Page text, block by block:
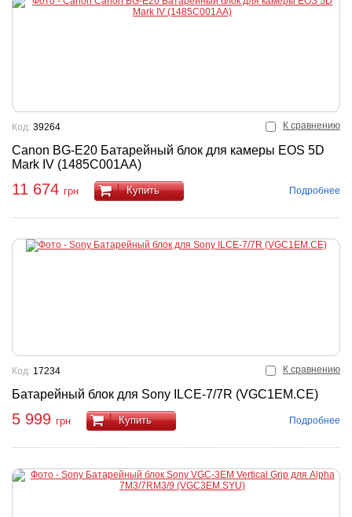
К сравнению
Canon BG-E20 Батарейный блок для камеры EOS 5D
Mark IV (1485C001AA)
Код: 39264
11 674 грн Купить Подробнее
К сравнению
Батарейный блок для Sony ILCE-7/7R (VGC1EM.CE)
Код: 17234
5 999 грн Купить Подробнее